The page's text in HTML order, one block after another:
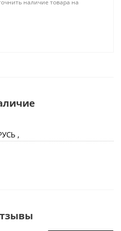
наличие товара на
,